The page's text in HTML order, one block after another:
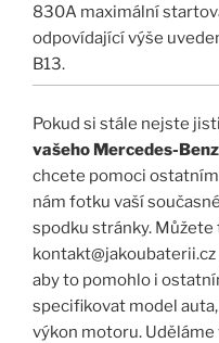
830A maximální
odpovídající výše
B13.
Pokud si stále nejste
vašeho Mercedes-
chcete pomoci
nám fotku vaší
spodku stránky.
aby to pomohlo i
specifikovat model
výkon motoru. Uděláme